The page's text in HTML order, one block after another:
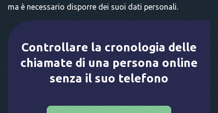
ma è necessario disporre dei suoi dati personali.
Controllare la cronologia delle
chiamate di una persona online
senza il suo telefono